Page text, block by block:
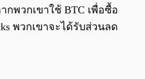
กพวกเขาใช้ BTC เพื่อซื้อ
พวกเขาจะได้รับส่วนลด